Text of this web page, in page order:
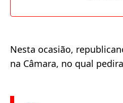
Nesta ocasião,
na Câmara, no qual